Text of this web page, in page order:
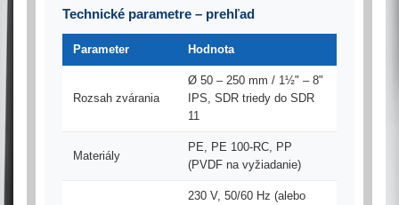
Technické parametre – prehľad
Parameter Hodnota
Rozsah zvárania
Ø 50 – 250 mm / 1½" – 8"
IPS, SDR triedy do SDR
11
Materiály
PE, PE 100-RC, PP
(PVDF na vyžiadanie)
230 V, 50/60 Hz (alebo